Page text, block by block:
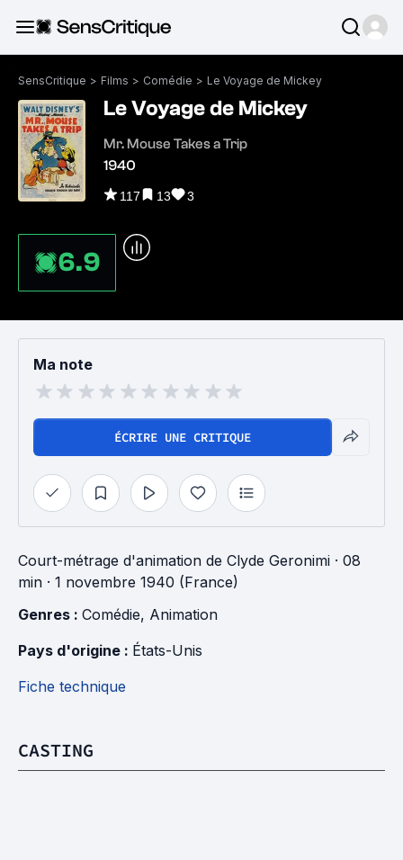
SensCritique > Films > Comédie > Le Voyage de Mickey
Le Voyage de Mickey
Mr. Mouse Takes a Trip
1940
117 13 3
6.9
Ma note
ÉCRIRE UNE CRITIQUE
Court-métrage d'animation de Clyde Geronimi · 08
min · 1 novembre 1940 (France)
Genres : Comédie, Animation
Pays d'origine : États-Unis
Fiche technique
CASTING